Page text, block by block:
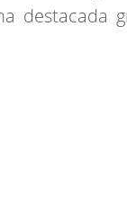
destacada